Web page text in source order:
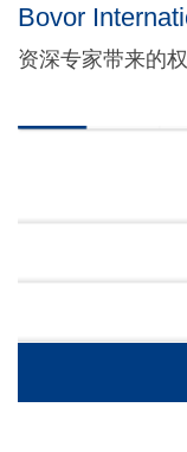
Bovor
资深专家带来的